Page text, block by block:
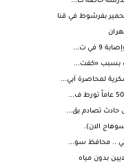
بفرشوط في قنا
بسبب «كفت...
لمحاصرة آبي...
حادث تصادم بق...
الان).
.. محافظ سو...
بدون مياه